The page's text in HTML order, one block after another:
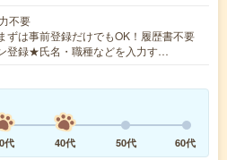
不要
は事前登録だけでもOK！履歴書不要
登録★氏名・職種などを入力す…
代 40代 50代 60代